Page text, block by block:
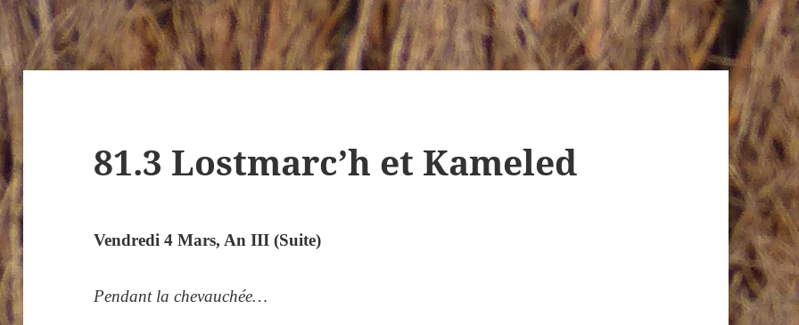
81.3 Lostmarc’h et Kameled
Vendredi 4 Mars, An III (Suite)
Pendant la chevauchée…